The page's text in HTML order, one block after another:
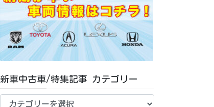
新車中古車/特集記事 カテゴリー